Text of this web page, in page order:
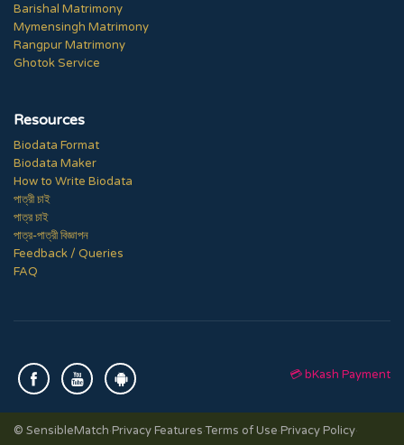
Barishal Matrimony
Mymensingh Matrimony
Rangpur Matrimony
Ghotok Service
Resources
Biodata Format
Biodata Maker
How to Write Biodata
পাত্রী চাই
পাত্র চাই
পাত্র-পাত্রী বিজ্ঞাপন
Feedback / Queries
FAQ
💳 bKash Payment
© SensibleMatch·Privacy Features·Terms of Use·Privacy Policy·